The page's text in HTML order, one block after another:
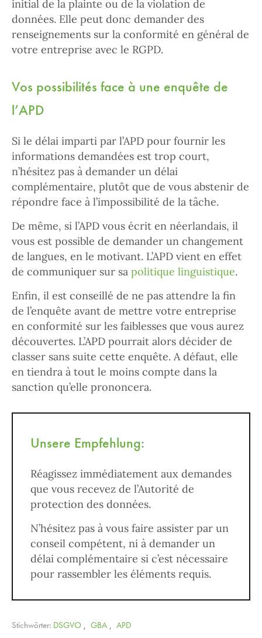
initial de la plainte ou de la violation de
données. Elle peut donc demander des
renseignements sur la conformité en général de
votre entreprise avec le RGPD.
Vos possibilités face à une enquête de
l’APD
Si le délai imparti par l’APD pour fournir les
informations demandées est trop court,
n’hésitez pas à demander un délai
complémentaire, plutôt que de vous abstenir de
répondre face à l’impossibilité de la tâche.
De même, si l’APD vous écrit en néerlandais, il
vous est possible de demander un changement
de langues, en le motivant. L’APD vient en effet
de communiquer sur sa politique linguistique.
Enfin, il est conseillé de ne pas attendre la fin
de l’enquête avant de mettre votre entreprise
en conformité sur les faiblesses que vous aurez
découvertes. L’APD pourrait alors décider de
classer sans suite cette enquête. A défaut, elle
en tiendra à tout le moins compte dans la
sanction qu’elle prononcera.
Unsere Empfehlung:
Réagissez immédiatement aux demandes
que vous recevez de l’Autorité de
protection des données.
N’hésitez pas à vous faire assister par un
conseil compétent, ni à demander un
délai complémentaire si c’est nécessaire
pour rassembler les éléments requis.
Stichwörter: DSGVO , GBA , APD